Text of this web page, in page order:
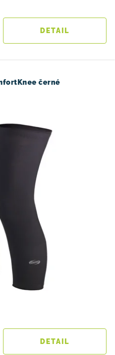
černé